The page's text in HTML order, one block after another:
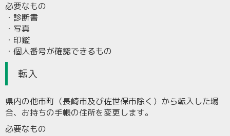
必要なもの
・診断書
・写真
・印鑑
・個人番号が確認できるもの
転入
県内の他市町（長崎市及び佐世保市除く）から転入した場
合、お持ちの手帳の住所を変更します。
必要なもの